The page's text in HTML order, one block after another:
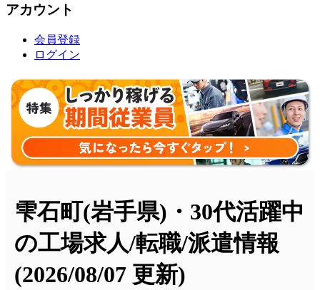
アカウント
会員登録
ログイン
雫石町(岩手県)・30代活躍中
の工場求人/転職/派遣情報
(2026/08/07 更新)